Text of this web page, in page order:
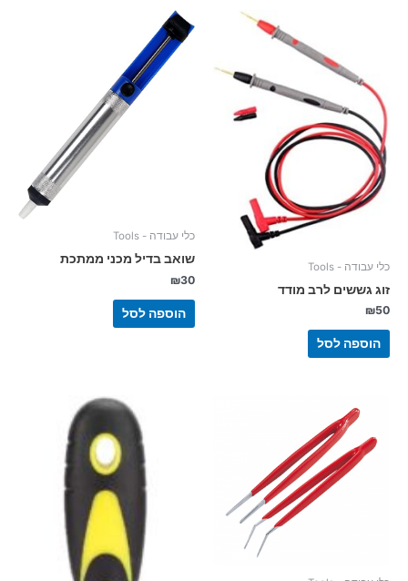
כלי עבודה - Tools
זוג גששים לרב מודד
₪50
הוספה לסל
כלי עבודה - Tools
שואב בדיל מכני ממתכת
₪30
הוספה לסל